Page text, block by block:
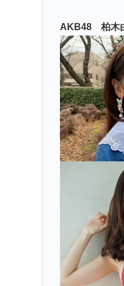
AKB48 柏木